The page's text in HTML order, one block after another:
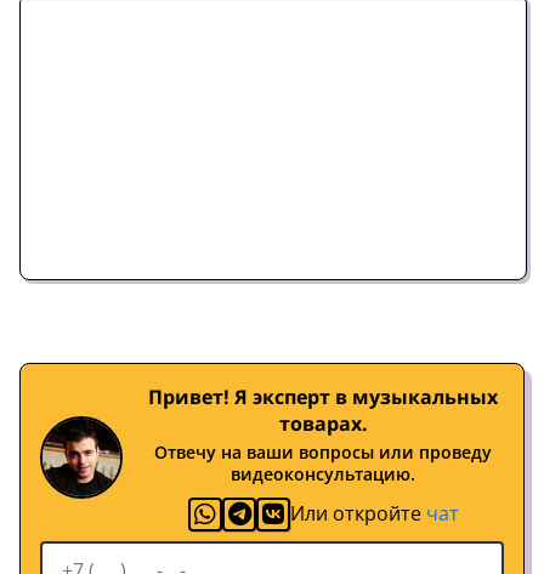
Привет! Я эксперт в музыкальных
товарах.
Отвечу на ваши вопросы или проведу
видеоконсультацию.
Или откройте чат